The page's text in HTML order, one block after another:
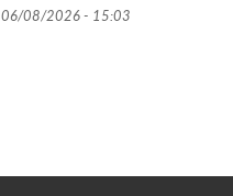
06/08/2026 - 15:03